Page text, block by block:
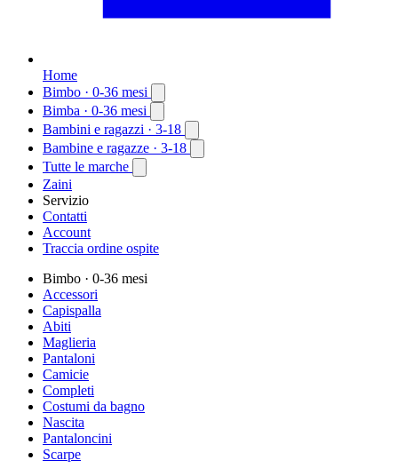
Home
Bimbo · 0-36 mesi
Bimba · 0-36 mesi
Bambini e ragazzi · 3-18
Bambine e ragazze · 3-18
Tutte le marche
Zaini
Servizio
Contatti
Account
Traccia ordine ospite
Bimbo · 0-36 mesi
Accessori
Capispalla
Abiti
Maglieria
Pantaloni
Camicie
Completi
Costumi da bagno
Nascita
Pantaloncini
Scarpe